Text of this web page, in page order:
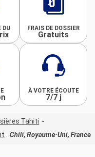
DU FRAIS DE DOSSIER
Gratuits
À VOTRE ÉCOUTE
7/7 j
Tahiti
Chili, Royaume-Uni, France